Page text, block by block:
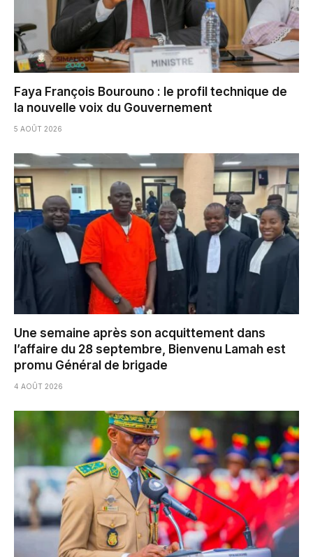
Faya François Bourouno : le profil technique de
la nouvelle voix du Gouvernement
5 AOÛT 2026
Une semaine après son acquittement dans
l’affaire du 28 septembre, Bienvenu Lamah est
promu Général de brigade
4 AOÛT 2026